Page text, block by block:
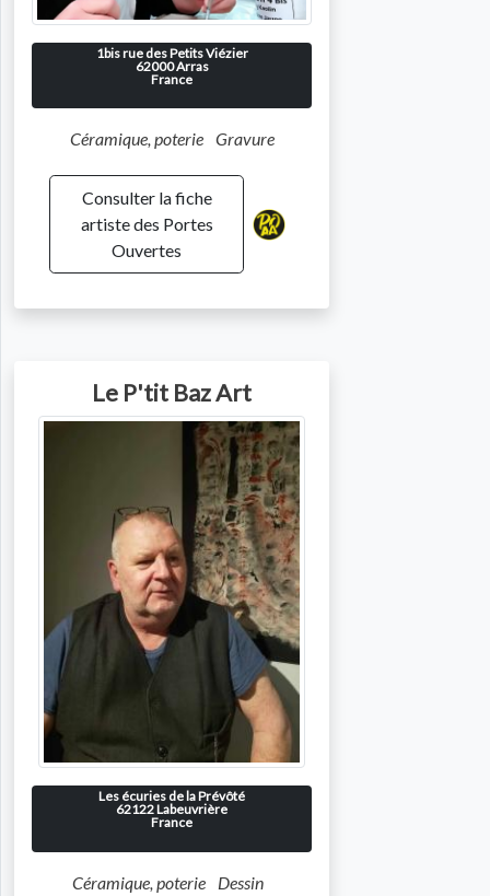
1bis rue des Petits Viézier
62000Arras
France
Céramique, poterie Gravure
Consulter la fiche
artiste des Portes
Ouvertes
Le P'tit Baz Art
Les écuries de la Prévôté
62122Labeuvrière
France
Céramique, poterie
Dessin